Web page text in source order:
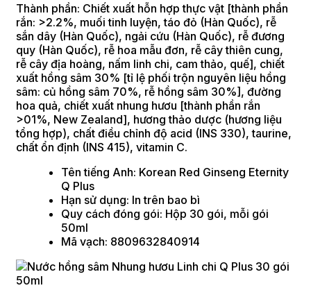
Thành phần: Chiết xuất hỗn hợp thực vật [thành phần
rắn: >2.2%, muối tinh luyện, táo đỏ (Hàn Quốc), rễ
sắn dây (Hàn Quốc), ngải cứu (Hàn Quốc), rễ đương
quy (Hàn Quốc), rễ hoa mẫu đơn, rễ cây thiên cung,
rễ cây địa hoàng, nấm linh chi, cam thảo, quế], chiết
xuất hồng sâm 30% [tỉ lệ phối trộn nguyên liệu hồng
sâm: củ hồng sâm 70%, rễ hồng sâm 30%], đường
hoa quả, chiết xuất nhung hươu [thành phần rắn
>01%, New Zealand], hương thảo dược (hương liệu
tổng hợp), chất điều chỉnh độ acid (INS 330), taurine,
chất ổn định (INS 415), vitamin C.
Tên tiếng Anh: Korean Red Ginseng Eternity
Q Plus
Hạn sử dụng: In trên bao bì
Quy cách đóng gói: Hộp 30 gói, mỗi gói
50ml
Mã vạch: 8809632840914